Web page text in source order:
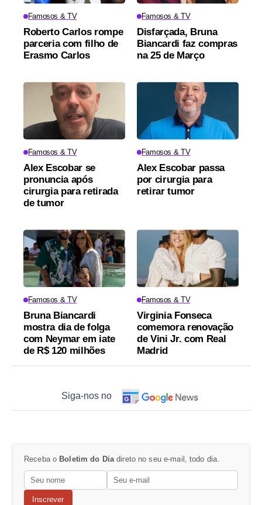
Famosos & TV
Roberto Carlos rompe
parceria com filho de
Erasmo Carlos
Famosos & TV
Disfarçada, Bruna
Biancardi faz compras
na 25 de Março
Famosos & TV
Alex Escobar se
pronuncia após
cirurgia para retirada
de tumor
Famosos & TV
Alex Escobar passa
por cirurgia para
retirar tumor
Famosos & TV
Bruna Biancardi
mostra dia de folga
com Neymar em iate
de R$ 120 milhões
Famosos & TV
Virginia Fonseca
comemora renovação
de Vini Jr. com Real
Madrid
Siga-nos no
Receba o Boletim do Diadireto no seu e-mail, todo dia.
Inscrever